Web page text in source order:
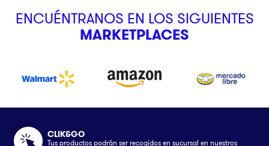
ENCUÉNTRANOS EN LOS SIGUIENTES
MARKETPLACES
CLIK&GO
Tus productos podrán ser recogidos en sucursal en nuestros